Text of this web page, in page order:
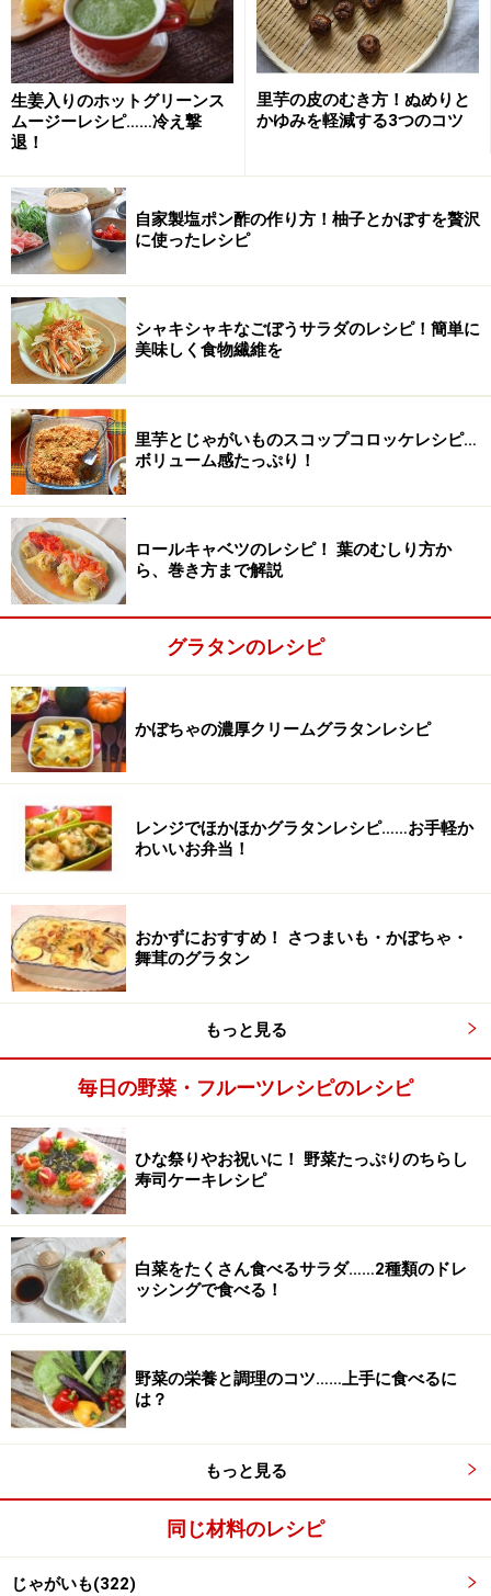
ポテトグラタンの作り方・手順
■ポテトグラタンの作り方
1
じゃがいもを輪切りにする
します。
2
たまねぎを炒める
たまねぎを縦の薄切りにし、バターを熱した小鍋でしん
なりするまで炒めます。そこへ
え、たまねぎをからめます。これをバターを塗った耐熱
容器に詰めます。
3
じゃがいもにチーズソースを注ぎます
軽く温めます。温めたものを【2】
のじゃがいもの上に
生姜入りのホットグリーンス
ムージーレシピ……冷え撃
退！
里芋の皮のむき方！ぬめりと
かゆみを軽減する3つのコツ
自家製塩ポン酢の作り方！柚子とかぼすを贅沢
に使ったレシピ
シャキシャキなごぼうサラダのレシピ！簡単に
美味しく食物繊維を
里芋とじゃがいものスコップコロッケレシピ…
ボリューム感たっぷり！
ロールキャベツのレシピ！ 葉のむしり方か
ら、巻き方まで解説
グラタンのレシピ
かぼちゃの濃厚クリームグラタンレシピ
レンジでほかほかグラタンレシピ……お手軽か
わいいお弁当！
おかずにおすすめ！ さつまいも・かぼちゃ・
舞茸のグラタン
もっと見る
毎日の野菜・フルーツレシピのレシピ
ひな祭りやお祝いに！ 野菜たっぷりのちらし
寿司ケーキレシピ
白菜をたくさん食べるサラダ……2種類のドレ
ッシングで食べる！
野菜の栄養と調理のコツ……上手に食べるに
は？
もっと見る
同じ材料のレシピ
じゃがいも(322)